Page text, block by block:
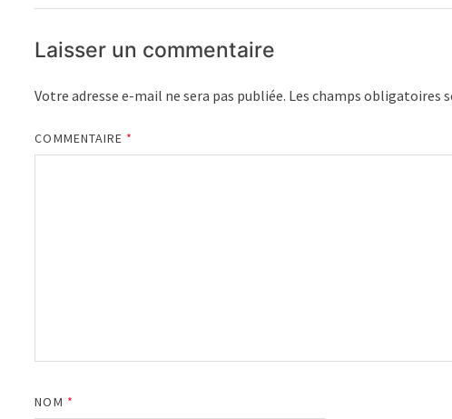
Laisser un commentaire
Votre adresse e-mail ne sera pas publiée. Les champs obligatoires
COMMENTAIRE *
NOM *